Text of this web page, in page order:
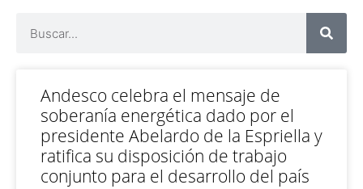
Andesco celebra el mensaje de
soberanía energética dado por el
presidente Abelardo de la Espriella y
ratifica su disposición de trabajo
conjunto para el desarrollo del país